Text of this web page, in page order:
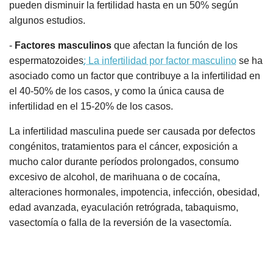
pueden disminuir la fertilidad hasta en un 50% según
algunos estudios.
- Factores masculinos que afectan la función de los
espermatozoides: La infertilidad por factor masculino se ha
asociado como un factor que contribuye a la infertilidad en
el 40-50% de los casos, y como la única causa de
infertilidad en el 15-20% de los casos.
La infertilidad masculina puede ser causada por defectos
congénitos, tratamientos para el cáncer, exposición a
mucho calor durante períodos prolongados, consumo
excesivo de alcohol, de marihuana o de cocaína,
alteraciones hormonales, impotencia, infección, obesidad,
edad avanzada, eyaculación retrógrada, tabaquismo,
vasectomía o falla de la reversión de la vasectomía.